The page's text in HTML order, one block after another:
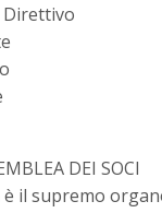
Direttivo
DEI SOCI
è il supremo